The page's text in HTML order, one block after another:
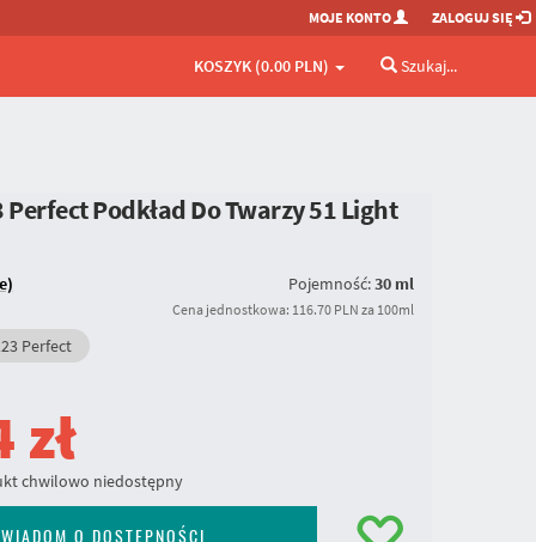
MOJE KONTO ZALOGUJ SIĘ
KOSZYK (0.00 PLN) Szukaj...
Podkład Do Twarzy51 Light
Pojemność:30 ml
Cena jednostkowa: 116.70 PLN za 100ml
Perfect
zł
chwilowo niedostępny
O DOSTĘPNOŚCI